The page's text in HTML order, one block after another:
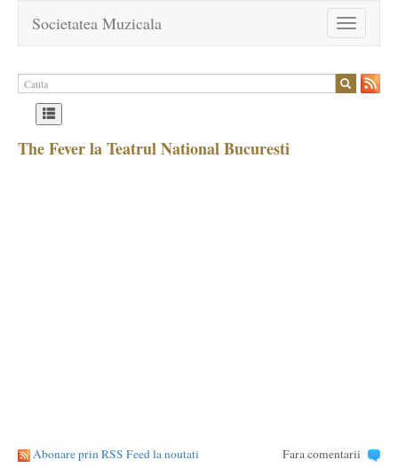
Toggle
navigation
Societatea Muzicala
The Fever la Teatrul National Bucuresti
Abonare prin RSS Feed la noutati Fara comentarii